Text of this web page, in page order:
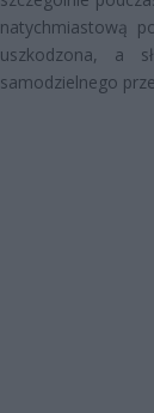
natychmiastową
uszkodzona, a
samodzielnego